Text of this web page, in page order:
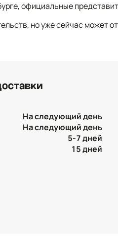
официальные
но уже сейчас может
На следующий день
На следующий день
5-7 дней
15 дней